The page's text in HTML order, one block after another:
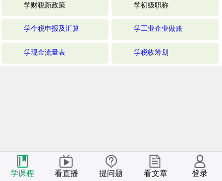
学财税新政策 学初级职称
学个税申报及汇算 学工业企业做账
学现金流量表 学税收筹划
学课程 看直播 提问题 看文章 登录